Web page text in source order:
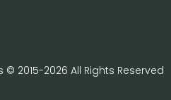
© 2015-2026 All Rights Reserved